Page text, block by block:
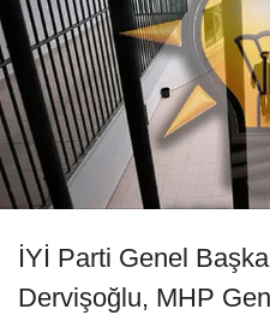
İYİ Parti Genel
Dervişoğlu, MHP